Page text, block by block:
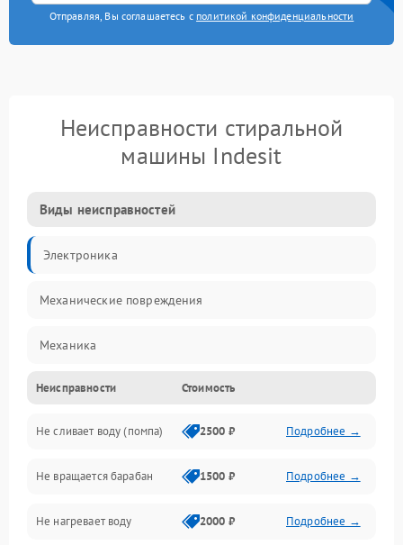
Отправляя, Вы соглашаетесь с политикой конфиденциальности
Неисправности стиральной
машины Indesit
Виды неисправностей
Электроника
Механические повреждения
Механика
Электропитание
Водоснабжение
Слив
Программное обеспечение
Неисправности Стоимость
Не сливает воду (помпа) 2500 ₽ Подробнее →
Не вращается барабан 1500 ₽ Подробнее →
Не нагревает воду 2000 ₽ Подробнее →